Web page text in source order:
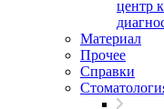
центр
Материал
Прочее
Справки